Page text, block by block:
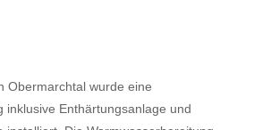
Obermarchtal wurde eine
inklusive Enthärtungsanlage und